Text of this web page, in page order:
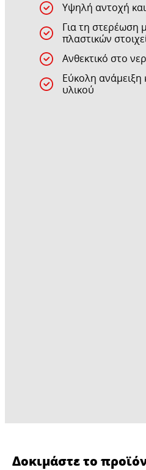
Υψηλή αντοχή
Για τη στερέωση
πλαστικών
Ανθεκτικό στο
Εύκολη ανάμειξη
υλικού
Δοκιμάστε το